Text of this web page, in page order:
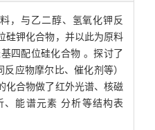
，与乙二醇、氢氧化钾反
硅钾化合物，并以此为原料
四配位硅化合物 。探讨了
应物摩尔比、催化剂等）
化合物做了红外光谱、核磁
、能谱元素 分析等结构表